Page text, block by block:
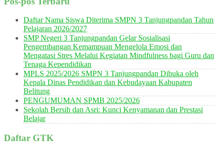
Daftar Nama Siswa Diterima SMPN 3 Tanjungpandan Tahun
Pelajaran 2026/2027
SMP Negeri 3 Tanjungpandan Gelar Sosialisasi
Pengembangan Kemampuan Mengelola Emosi dan
Mengatasi Stres Melalui Kegiatan Mindfulness bagi Guru dan
Tenaga Kependidikan
MPLS 2025/2026 SMPN 3 Tanjungpandan Dibuka oleh
Kepala Dinas Pendidikan dan Kebudayaan Kabupaten
Belitung
PENGUMUMAN SPMB 2025/2026
Sekolah Bersih dan Asri: Kunci Kenyamanan dan Prestasi
Belajar
Daftar GTK